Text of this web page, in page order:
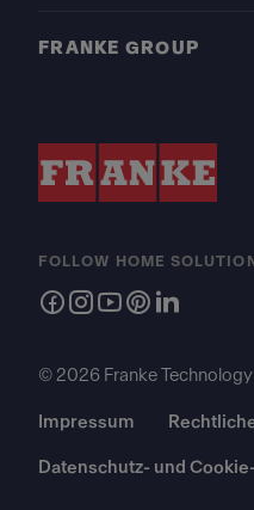
FRANKE GROUP
FOLLOW HOME
© 2026 Franke
Impressum
Datenschutz- und